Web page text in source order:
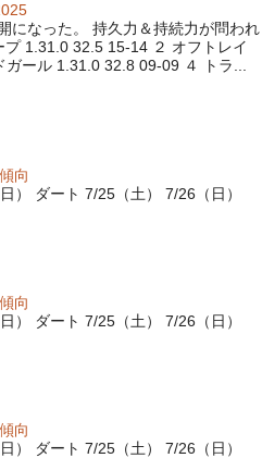
になった。 持久力＆持続力が問われ
1.31.0 32.5 15-14 ２ オフトレイ
ール 1.31.0 32.8 09-09 ４ トラ...
向
） ダート 7/25（土） 7/26（日）
向
） ダート 7/25（土） 7/26（日）
向
） ダート 7/25（土） 7/26（日）